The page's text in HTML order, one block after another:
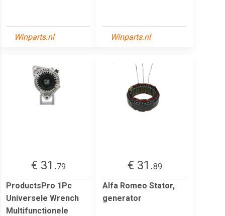
Winparts.nl Winparts.nl
€ 31.79
ProductsPro 1Pc
Universele Wrench
Multifunctionele
€ 31.89
Alfa Romeo Stator,
generator